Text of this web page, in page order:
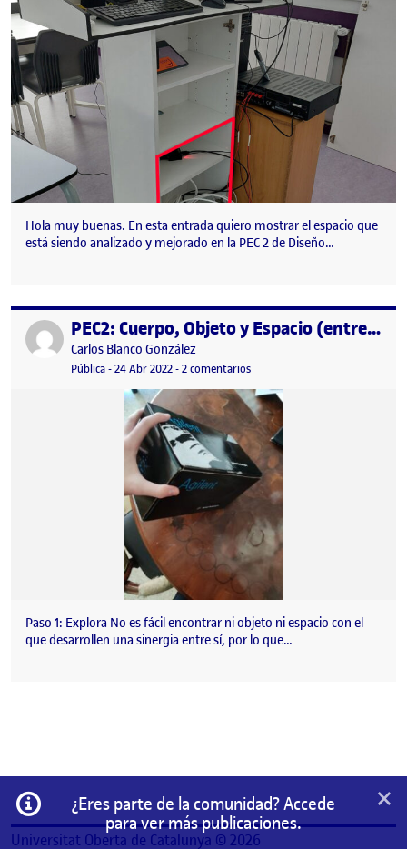
Hola muy buenas. En esta entrada quiero mostrar el espacio que
está siendo analizado y mejorado en la PEC 2 de Diseño…
Publicado por PEC2: Cuerpo, Objeto y Espacio (entrega parcial)
Publicado por
Carlos Blanco González
Visibilidad:
Pública-Fecha de publicación
24 Abr 2022-2 comentariosen PEC2: Cuerpo, Objeto y
Paso 1: Explora No es fácil encontrar ni objeto ni espacio con el
que desarrollen una sinergia entre sí, por lo que…
Información
¿Eres parte de la comunidad? Accede
para ver más publicaciones.
×
Universitat Oberta de Catalunya © 2026